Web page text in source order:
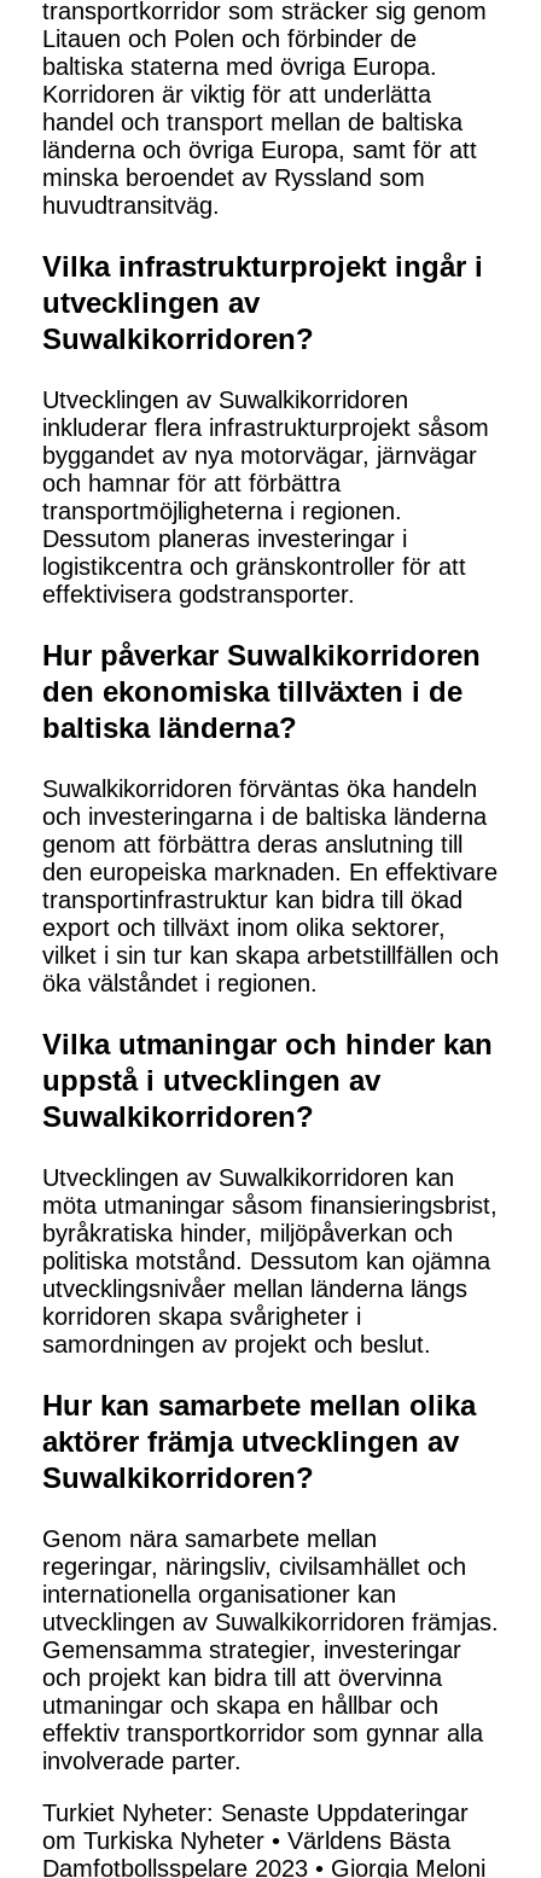
transportkorridor som sträcker sig genom
Litauen och Polen och förbinder de
baltiska staterna med övriga Europa.
Korridoren är viktig för att underlätta
handel och transport mellan de baltiska
länderna och övriga Europa, samt för att
minska beroendet av Ryssland som
huvudtransitväg.
Vilka infrastrukturprojekt ingår i
utvecklingen av
Suwalkikorridoren?
Utvecklingen av Suwalkikorridoren
inkluderar flera infrastrukturprojekt såsom
byggandet av nya motorvägar, järnvägar
och hamnar för att förbättra
transportmöjligheterna i regionen.
Dessutom planeras investeringar i
logistikcentra och gränskontroller för att
effektivisera godstransporter.
Hur påverkar Suwalkikorridoren
den ekonomiska tillväxten i de
baltiska länderna?
Suwalkikorridoren förväntas öka handeln
och investeringarna i de baltiska länderna
genom att förbättra deras anslutning till
den europeiska marknaden. En effektivare
transportinfrastruktur kan bidra till ökad
export och tillväxt inom olika sektorer,
vilket i sin tur kan skapa arbetstillfällen och
öka välståndet i regionen.
Vilka utmaningar och hinder kan
uppstå i utvecklingen av
Suwalkikorridoren?
Utvecklingen av Suwalkikorridoren kan
möta utmaningar såsom finansieringsbrist,
byråkratiska hinder, miljöpåverkan och
politiska motstånd. Dessutom kan ojämna
utvecklingsnivåer mellan länderna längs
korridoren skapa svårigheter i
samordningen av projekt och beslut.
Hur kan samarbete mellan olika
aktörer främja utvecklingen av
Suwalkikorridoren?
Genom nära samarbete mellan
regeringar, näringsliv, civilsamhället och
internationella organisationer kan
utvecklingen av Suwalkikorridoren främjas.
Gemensamma strategier, investeringar
och projekt kan bidra till att övervinna
utmaningar och skapa en hållbar och
effektiv transportkorridor som gynnar alla
involverade parter.
Turkiet Nyheter: Senaste Uppdateringar
om Turkiska Nyheter • Världens Bästa
Damfotbollsspelare 2023 • Giorgia Meloni